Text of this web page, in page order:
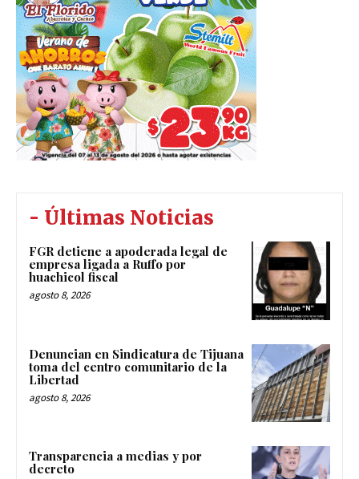
- Últimas Noticias
FGR detiene a apoderada legal de
empresa ligada a Ruffo por
huachicol fiscal
agosto 8, 2026
Denuncian en Sindicatura de Tijuana
toma del centro comunitario de la
Libertad
agosto 8, 2026
Transparencia a medias y por
decreto